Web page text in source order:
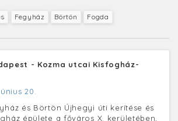
Fegyház Börtön Fogda
- Kozma utcai Kisfogház-
20.
és Börtön Újhegyi úti kerítése és
épülete a főváros X. kerületében,